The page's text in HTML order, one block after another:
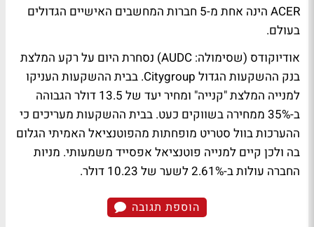
ACER הינה אחת מ-5 חברות המחשבים האישיים הגדולים
בעולם.
אודיוקודס (שסימולה: AUDC) נסחרת היום על רקע המלצת
בנק ההשקעות הגדול Citygroup. בבית ההשקעות העניקו
למנייה המלצת "קנייה" ומחיר יעד של 13.5 דולר הגבוהה
ב-35% ממחירה בשווקים כעט. בבית ההשקעות מעריכים כי
ההערכות בוול סטריט מופחתות מהפוטנציאל האמיתי הגלום
בה ולכן קיים למנייה פוטנציאל אפסייד משמעותי. מניות
החברה עולות ב-2.61% לשער של 10.23 דולר.
הוספת תגובה